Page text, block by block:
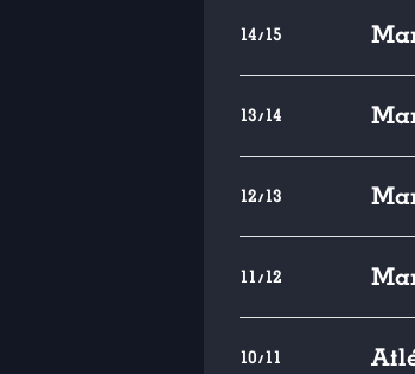
14/15
13/14
12/13
11/12
10/11